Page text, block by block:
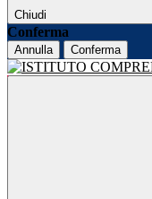
Chiudi
Conferma
Annulla Conferma